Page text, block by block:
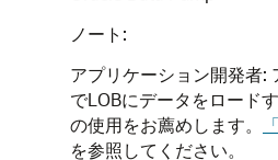
ノート:
アプリケーション開発者:
でLOBにデータをロード
の使用をお薦めします。
を参照してください。